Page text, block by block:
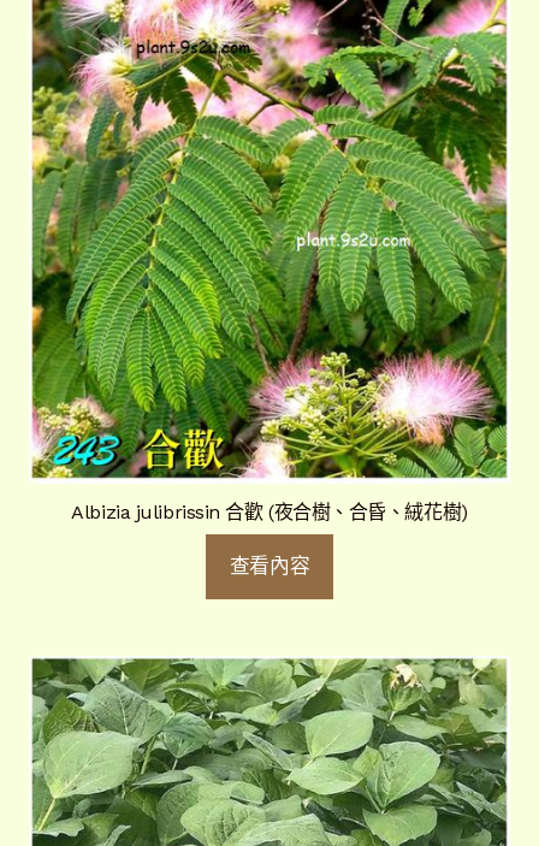
Albizia julibrissin 合歡 (夜合樹、合昏、絨花樹)
查看內容